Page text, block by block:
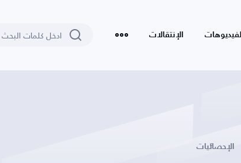
الفيديوهات الإنتقالات
الإحصائيات